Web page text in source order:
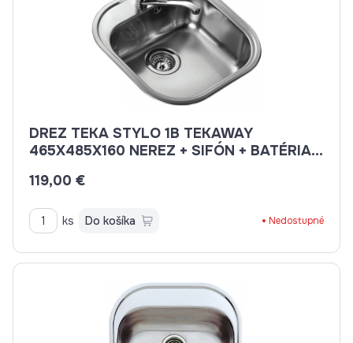
DREZ TEKA STYLO 1B TEKAWAY
465X485X160 NEREZ + SIFÓN + BATÉRIA +
119,00 €
ks Do košíka Nedostupné